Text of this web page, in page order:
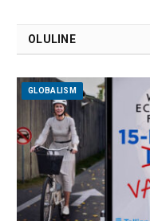
OLULINE
GLOBALISM